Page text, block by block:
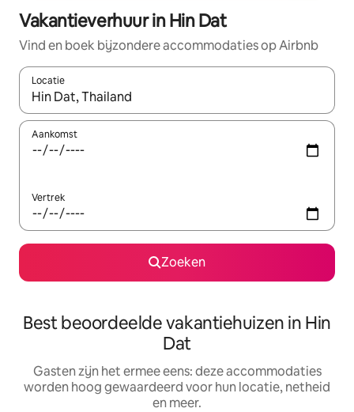
Vakantieverhuur in Hin Dat
Vind en boek bijzondere accommodaties op Airbnb
Locatie
Wanneer er suggesties beschikbaar zijn, maak je een keuze
Aankomst
Vertrek
Zoeken
Best beoordeelde vakantiehuizen in Hin
Dat
Gasten zijn het ermee eens: deze accommodaties
worden hoog gewaardeerd voor hun locatie, netheid
en meer.